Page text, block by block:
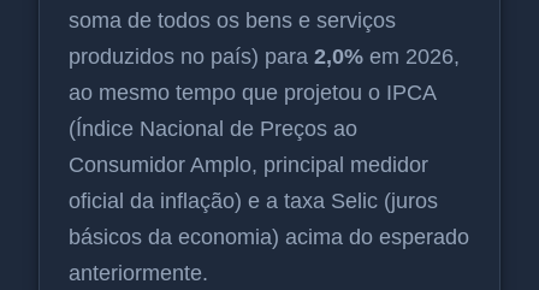
soma de todos os bens e serviços
produzidos no país) para 2,0% em 2026,
ao mesmo tempo que projetou o IPCA
(Índice Nacional de Preços ao
Consumidor Amplo, principal medidor
oficial da inflação) e a taxa Selic (juros
básicos da economia) acima do esperado
anteriormente.